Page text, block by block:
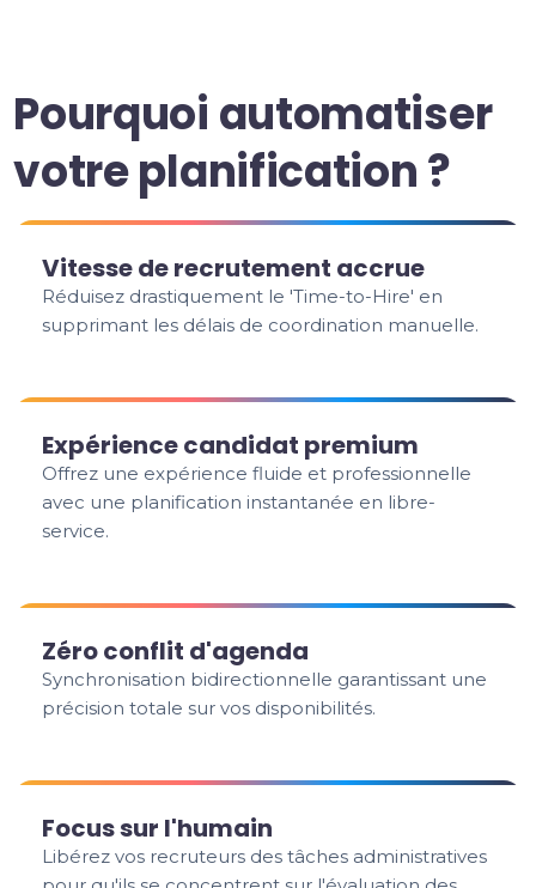
Pourquoi automatiser
votre planification ?
Vitesse de recrutement accrue
Réduisez drastiquement le 'Time-to-Hire' en
supprimant les délais de coordination manuelle.
Expérience candidat premium
Offrez une expérience fluide et professionnelle
avec une planification instantanée en libre-
service.
Zéro conflit d'agenda
Synchronisation bidirectionnelle garantissant une
précision totale sur vos disponibilités.
Focus sur l'humain
Libérez vos recruteurs des tâches administratives